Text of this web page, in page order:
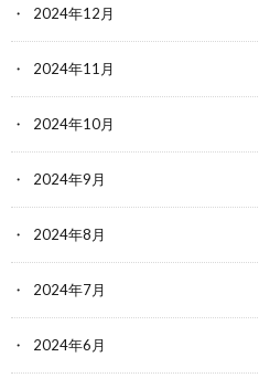
2024年12月
2024年11月
2024年10月
2024年9月
2024年8月
2024年7月
2024年6月